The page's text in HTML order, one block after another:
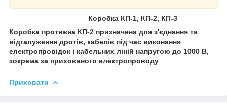
Коробка КП-1, КП-2, КП-3
Коробка протяжна КП-2 призначена для з'єднання та
відгалуження дротів, кабелів під час виконання
електропровідок і кабельних ліній напругою до 1000 В,
зокрема за прихованого електропроводу
Приховати